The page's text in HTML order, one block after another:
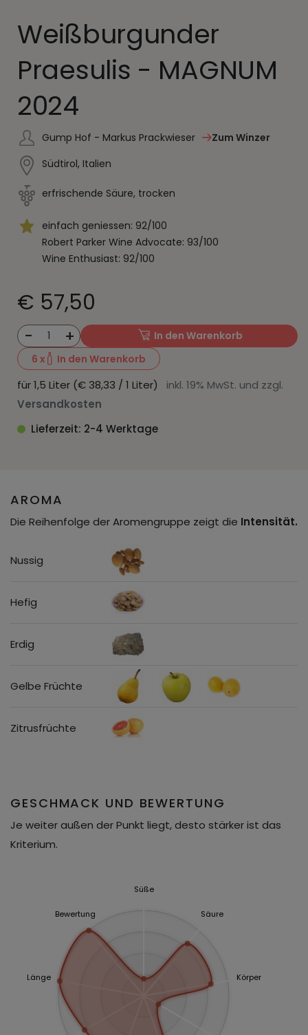
Weißburgunder
Praesulis - MAGNUM
2024
Gump Hof - Markus Prackwieser
Zum Winzer
Südtirol, Italien
erfrischende Säure, trocken
einfach geniessen: 92/100
Robert Parker Wine Advocate: 93/100
Wine Enthusiast: 92/100
€ 57,50
- 1 +
In den Warenkorb
6 x In den Warenkorb
für 1,5 Liter (€ 38,33 / 1 Liter) inkl. 19% MwSt. und zzgl.
Versandkosten
Lieferzeit: 2-4 Werktage
AROMA
Die Reihenfolge der Aromengruppe zeigt die Intensität.
Nussig
Hefig
Erdig
Gelbe Früchte
Zitrusfrüchte
GESCHMACK UND BEWERTUNG
Je weiter außen der Punkt liegt, desto stärker ist das
Kriterium.
Süße
Säure
Körper
Länge
Bewertung